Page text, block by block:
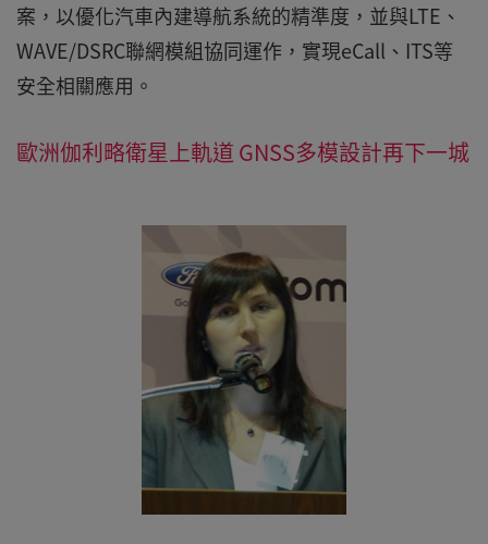
案，以優化汽車內建導航系統的精準度，並與LTE、
WAVE/DSRC聯網模組協同運作，實現eCall、ITS等
安全相關應用。
歐洲伽利略衛星上軌道 GNSS多模設計再下一城